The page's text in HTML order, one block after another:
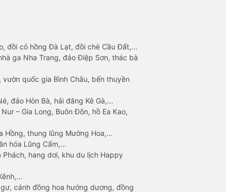
đồi cỏ hồng Đà Lạt, đồi chè Cầu Đất,...
ga Nha Trang, đảo Điệp Sơn, thác bà
quốc gia Bình Châu, bến thuyền
đảo Hòn Bà, hải đăng Kê Gà,...
– Gia Long, Buôn Đôn, hồ Ea Kao,
Hồng, thung lũng Mường Hoa,...
hóa Lũng Cẩm,...
Phách, hang dơi, khu du lịch Happy
cánh đồng hoa hướng dương, đồng